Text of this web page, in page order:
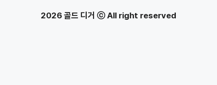
2026 골드 디거 ⓒ All right reserved